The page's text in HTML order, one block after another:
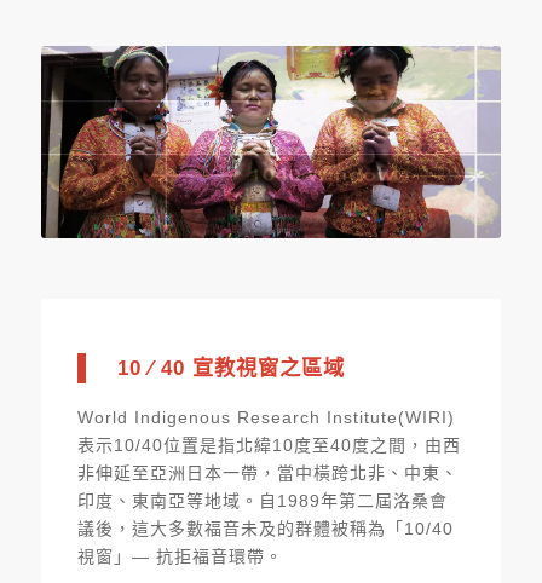
10 ∕ 40 宣教視窗之區域
World Indigenous Research Institute(WIRI)
表示10/40位置是指北緯10度至40度之間，由西
非伸延至亞洲日本一帶，當中橫跨北非、中東、
印度、東南亞等地域。自1989年第二屆洛桑會
議後，這大多數福音未及的群體被稱為「10/40
視窗」— 抗拒福音環帶。